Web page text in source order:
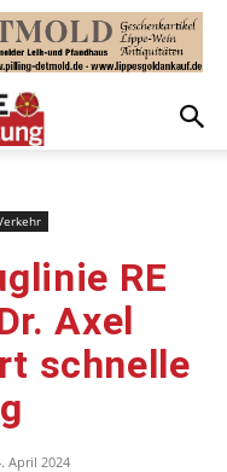
RE
Axel
schnelle
April 2024